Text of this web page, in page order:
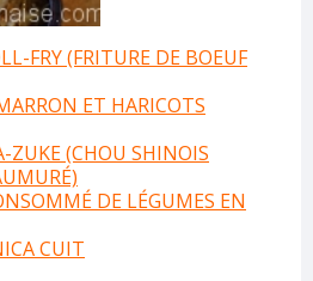
FRY (FRITURE DE BOEUF
ET HARICOTS
ZUKE (CHOU SHINOIS
DE LÉGUMES EN
CUIT